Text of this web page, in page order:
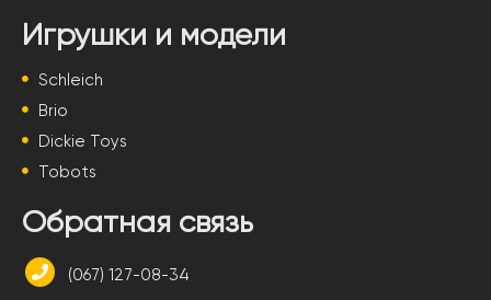
Игрушки и модели
Schleich
Brio
Dickie Toys
Tobots
Обратная связь
(067) 127-08-34